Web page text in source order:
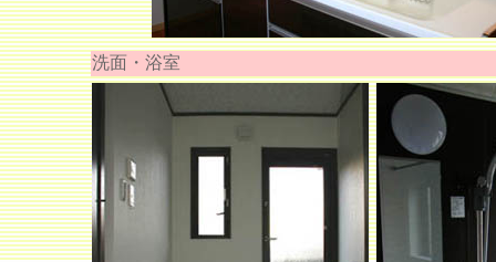
洗面・浴室